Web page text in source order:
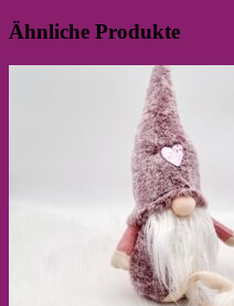
Ähnliche Produkte